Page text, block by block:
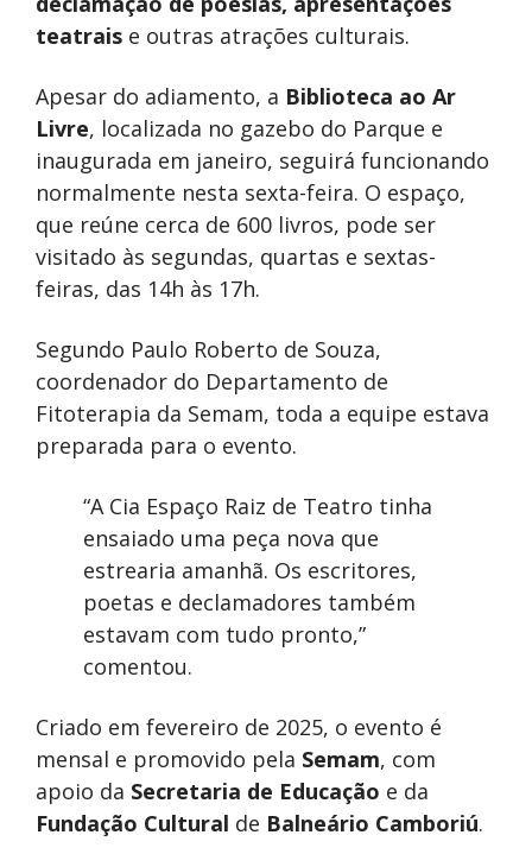
teatrais e outras atrações culturais.
Apesar do adiamento, a Biblioteca ao Ar
Livre, localizada no gazebo do Parque e
inaugurada em janeiro, seguirá funcionando
normalmente nesta sexta-feira. O espaço,
que reúne cerca de 600 livros, pode ser
visitado às segundas, quartas e sextas-
feiras, das 14h às 17h.
Segundo Paulo Roberto de Souza,
coordenador do Departamento de
Fitoterapia da Semam, toda a equipe estava
preparada para o evento.
“A Cia Espaço Raiz de Teatro tinha
ensaiado uma peça nova que
estrearia amanhã. Os escritores,
poetas e declamadores também
estavam com tudo pronto,”
comentou.
Criado em fevereiro de 2025, o evento é
mensal e promovido pela Semam, com
apoio da Secretaria de Educação e da
Fundação Cultural de Balneário Camboriú.